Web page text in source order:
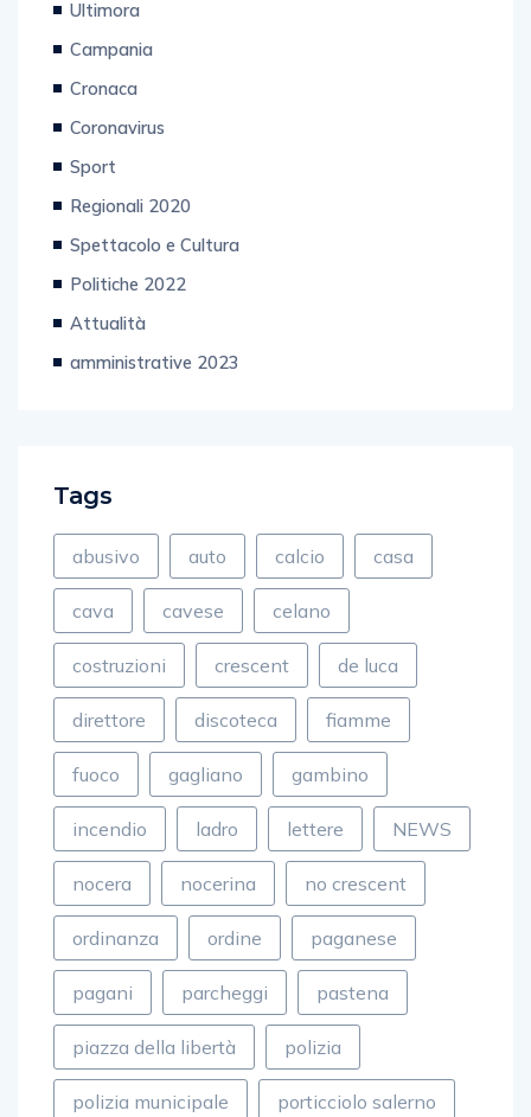
Campania
Cronaca
Coronavirus
Sport
Regionali 2020
Spettacolo e Cultura
Politiche 2022
Attualità
amministrative 2023
abusivo auto calcio casa
cava cavese celano
costruzioni crescent de luca
direttore discoteca fiamme
fuoco gagliano gambino
incendio ladro lettere NEWS
nocera nocerina no crescent
ordinanza ordine paganese
pagani parcheggi pastena
piazza della libertà polizia
polizia municipale porticciolo salerno